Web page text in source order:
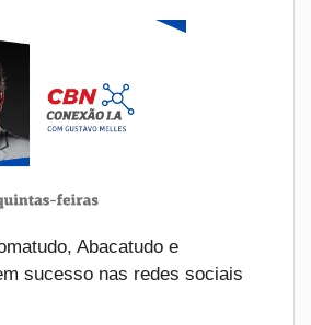
Abacatudo e
sucesso nas redes sociais